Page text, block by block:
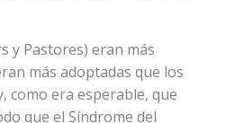
y Pastores) eran más
más adoptadas que los
como era esperable, que
que el Síndrome del